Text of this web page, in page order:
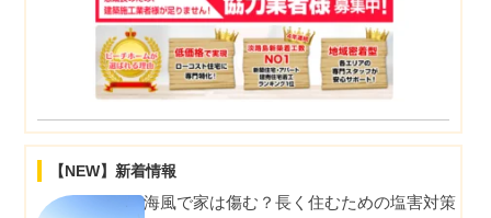
【NEW】新着情報
海風で家は傷む？長く住むための塩害対策